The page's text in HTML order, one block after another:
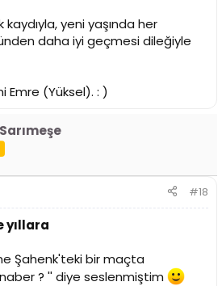
yeni yaşında her
daha iyi geçmesi dileğiyle
Emre (Yüksel). : )
#18
yıllara
Şahenk'teki bir maçta
? '' diye seslenmiştim